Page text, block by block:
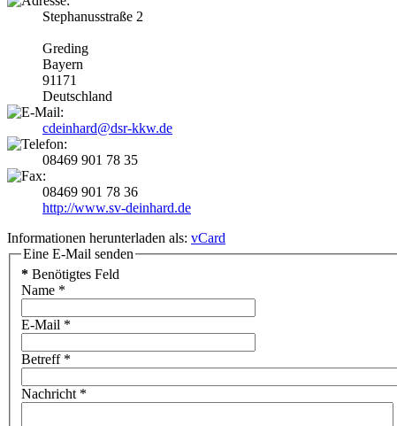
Stephanusstraße 2
Greding
Bayern
91171
Deutschland
cdeinhard@dsr-kkw.de
08469 901 78 35
08469 901 78 36
http://www.sv-deinhard.de
Informationen herunterladen als: vCard
Eine E-Mail senden
* Benötigtes Feld
Name *
E-Mail *
Betreff*
Nachricht *